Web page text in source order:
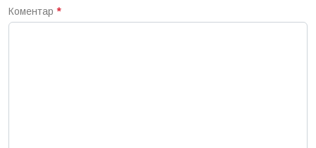
Коментар *